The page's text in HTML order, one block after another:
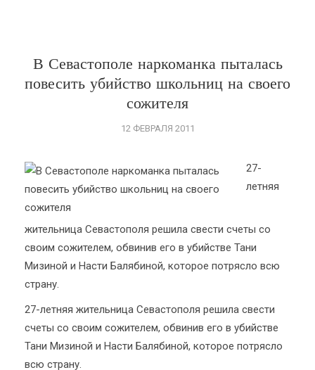
В Севастополе наркоманка пыталась
повесить убийство школьниц на своего
сожителя
12 ФЕВРАЛЯ 2011
27-
летняя
жительница Севастополя решила свести счеты со
своим сожителем, обвинив его в убийстве Тани
Мизиной и Насти Балябиной, которое потрясло всю
страну.
27-летняя жительница Севастополя решила свести
счеты со своим сожителем, обвинив его в убийстве
Тани Мизиной и Насти Балябиной, которое потрясло
всю страну.